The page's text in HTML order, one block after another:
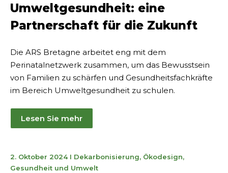
Umweltgesundheit: eine
Partnerschaft für die Zukunft
Die ARS Bretagne arbeitet eng mit dem
Perinatalnetzwerk zusammen, um das Bewusstsein
von Familien zu schärfen und Gesundheitsfachkräfte
im Bereich Umweltgesundheit zu schulen.
Lesen Sie mehr
2. Oktober 202411
juin
I Dekarbonisierung, Ökodesign,
Gesundheit und Umwelt